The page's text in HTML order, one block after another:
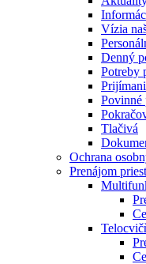
Vízia
Denný
Potreby
Povinné
Tlačivá
Ochrana
Prenájom